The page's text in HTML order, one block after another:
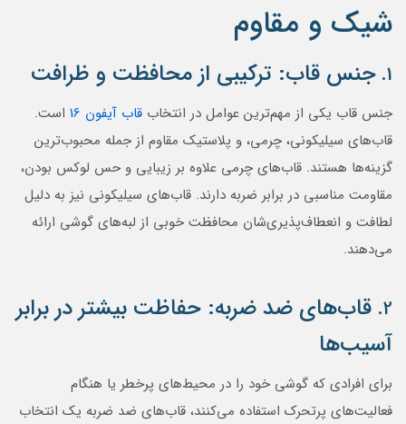
شیک و مقاوم
1. جنس قاب: ترکیبی از محافظت و ظرافت
جنس قاب یکی از مهم‌ترین عوامل در انتخاب قاب آیفون 16
است.
قاب‌های سیلیکونی، چرمی، و پلاستیک مقاوم از جمله محبوب‌ترین
گزینه‌ها هستند. قاب‌های چرمی علاوه بر زیبایی و حس لوکس بودن،
مقاومت مناسبی در برابر ضربه دارند. قاب‌های سیلیکونی نیز به دلیل
لطافت و انعطاف‌پذیری‌شان محافظت خوبی از لبه‌های گوشی ارائه
می‌دهند.
2. قاب‌های ضد ضربه: حفاظت بیشتر در برابر
آسیب‌ها
برای افرادی که گوشی خود را در محیط‌های پرخطر یا هنگام
فعالیت‌های پرتحرک استفاده می‌کنند، قاب‌های ضد ضربه یک انتخاب